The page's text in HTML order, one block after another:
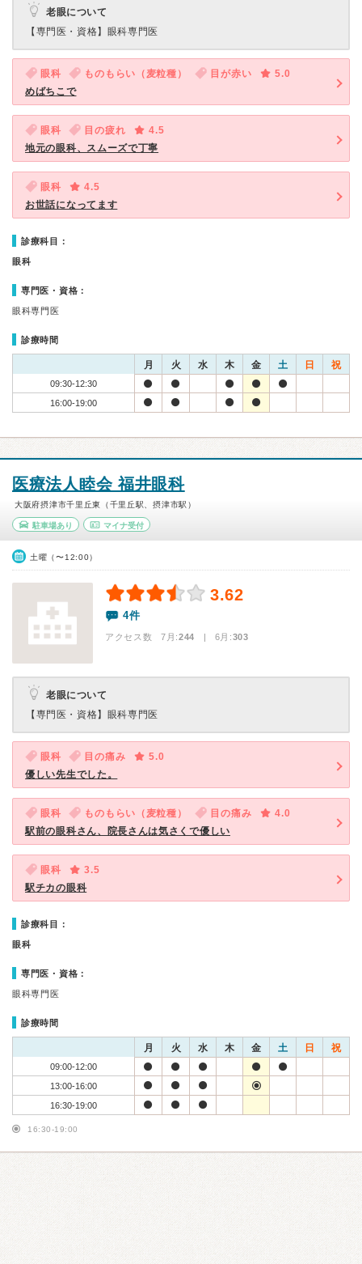
老眼について
【専門医・資格】 眼科専門医
眼科 ものもらい（麦粒種） 目が赤い
5.0
めばちこで
眼科 目の疲れ
4.5
地元の眼科、スムーズで丁寧
眼科
4.5
お世話になってます
診療科目：
眼科
専門医・資格：
眼科専門医
診療時間
月 火 水 木 金 土 日 祝
09:30-12:30
16:00-19:00
医療法人睦会 福井眼科
大阪府摂津市千里丘東（千里丘駅、摂津市駅）
駐車場あり マイナ受付
土曜（〜12:00）
3.62
4件
アクセス数 7月:244 | 6月:303
老眼について
【専門医・資格】 眼科専門医
眼科 目の痛み
5.0
優しい先生でした。
眼科 ものもらい（麦粒種） 目の痛み
4.0
駅前の眼科さん、院長さんは気さくで優しい
眼科
3.5
駅チカの眼科
診療科目：
眼科
専門医・資格：
眼科専門医
診療時間
月 火 水 木 金 土 日 祝
09:00-12:00
13:00-16:00
16:30-19:00
16:30-19:00